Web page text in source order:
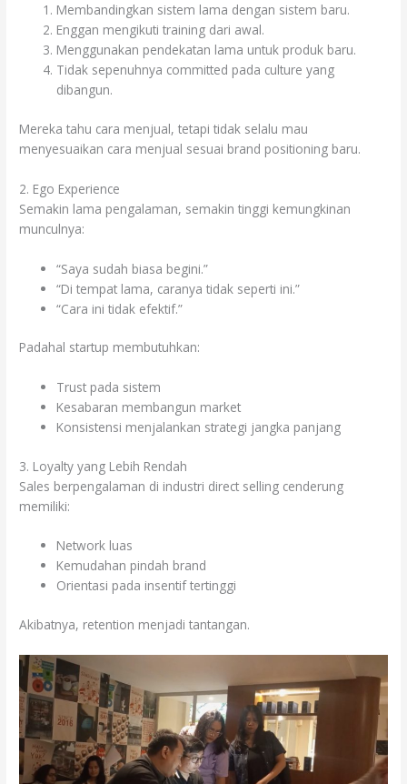
Membandingkan sistem lama dengan sistem baru.
Enggan mengikuti training dari awal.
Menggunakan pendekatan lama untuk produk baru.
Tidak sepenuhnya committed pada culture yang
dibangun.
Mereka tahu cara menjual, tetapi tidak selalu mau
menyesuaikan cara menjual sesuai brand positioning baru.
2. Ego Experience
Semakin lama pengalaman, semakin tinggi kemungkinan
munculnya:
“Saya sudah biasa begini.”
“Di tempat lama, caranya tidak seperti ini.”
“Cara ini tidak efektif.”
Padahal startup membutuhkan:
Trust pada sistem
Kesabaran membangun market
Konsistensi menjalankan strategi jangka panjang
3. Loyalty yang Lebih Rendah
Sales berpengalaman di industri direct selling cenderung
memiliki:
Network luas
Kemudahan pindah brand
Orientasi pada insentif tertinggi
Akibatnya, retention menjadi tantangan.